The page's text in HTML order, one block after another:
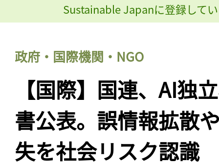
Sustainable Japanに登録して
政府・国際機関・NGO
【国際】国連、AI独
書公表。誤情報拡散
失を社会リスク認識